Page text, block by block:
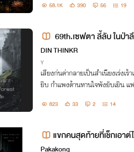
58.1K 390 56 19
69th.เซฟตา ลี้ลับ ในป่า
ep forest (Cefta)
DIN THINKR
Y
เสียงก่นด่ากลายเป็นสำเนียงเร่งเ
ยิบ กำแพงต้านทานใจพังยับเยิน แ
823 33 2 14
แขกคนสุดท้ายที่เช็กเอาต์
Pakakong